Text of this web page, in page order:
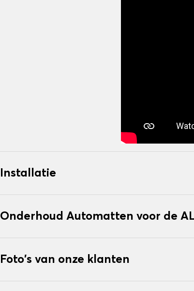
Installatie
Onderhoud Automatten voor de
Foto's van onze klanten